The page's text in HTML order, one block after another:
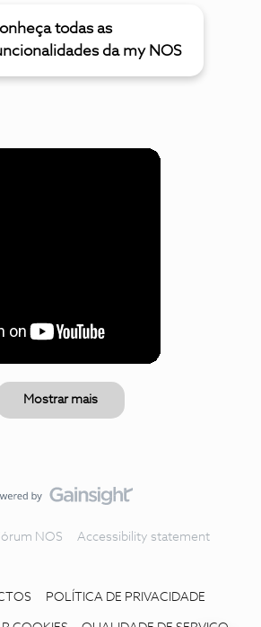
todas as
da my NOS
Mostrar mais
NOS Accessibility statement
POLÍTICA DE PRIVACIDADE